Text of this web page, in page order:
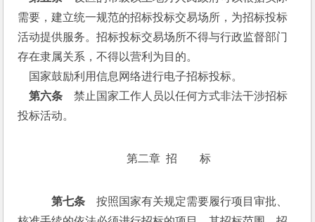
需要，建立统一规范的招标投标交易场所，为招标投标
活动提供服务。招标投标交易场所不得与行政监督部门
存在隶属关系，不得以营利为目的。
国家鼓励利用信息网络进行电子招标投标。
第六条 禁止国家工作人员以任何方式非法干涉招标
投标活动。
第二章  招　　标
第七条 按照国家有关规定需要履行项目审批、